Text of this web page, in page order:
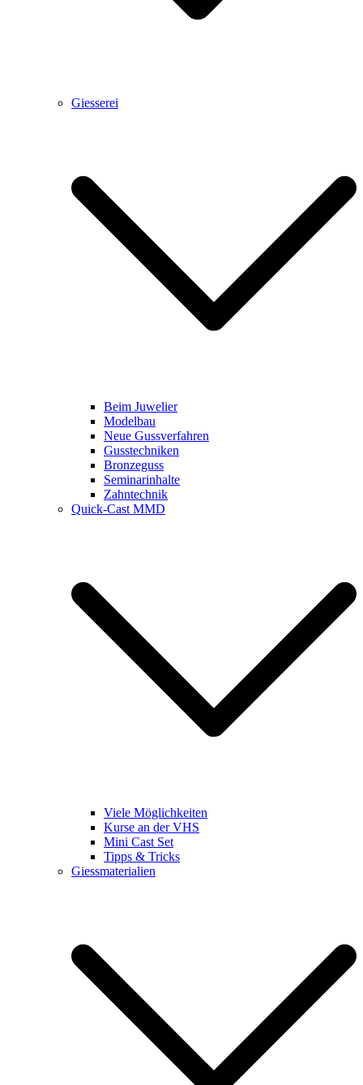
Giesserei
Beim Juwelier
Modelbau
Neue Gussverfahren
Gusstechniken
Bronzeguss
Seminarinhalte
Zahntechnik
Quick-Cast MMD
Viele Möglichkeiten
Kurse an der VHS
Mini Cast Set
Tipps & Tricks
Giessmaterialien